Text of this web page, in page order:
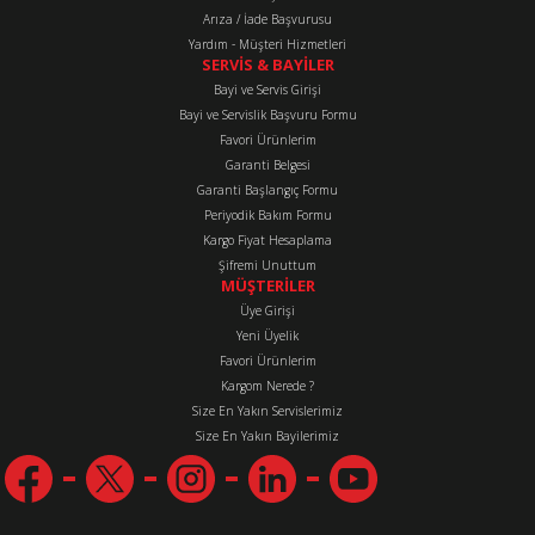
Gönder
Arıza / İade Başvurusu
Yardım - Müşteri Hizmetleri
SERVİS & BAYİLER
Bayi ve Servis Girişi
Bayi ve Servislik Başvuru Formu
Favori Ürünlerim
Garanti Belgesi
Garanti Başlangıç Formu
Periyodik Bakım Formu
Kargo Fiyat Hesaplama
Şifremi Unuttum
MÜŞTERİLER
Üye Girişi
Yeni Üyelik
Favori Ürünlerim
Kargom Nerede ?
Size En Yakın Servislerimiz
Size En Yakın Bayilerimiz